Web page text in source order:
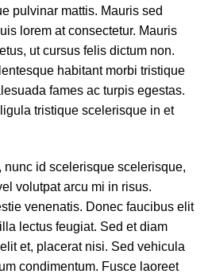
pulvinar mattis. Mauris sed
lorem at consectetur. Mauris
ut cursus felis dictum non.
habitant morbi tristique
fames ac turpis egestas.
tristique scelerisque in et
nunc id scelerisque scelerisque,
volutpat arcu mi in risus.
venenatis. Donec faucibus elit
lectus feugiat. Sed et diam
et, placerat nisi. Sed vehicula
condimentum. Fusce laoreet